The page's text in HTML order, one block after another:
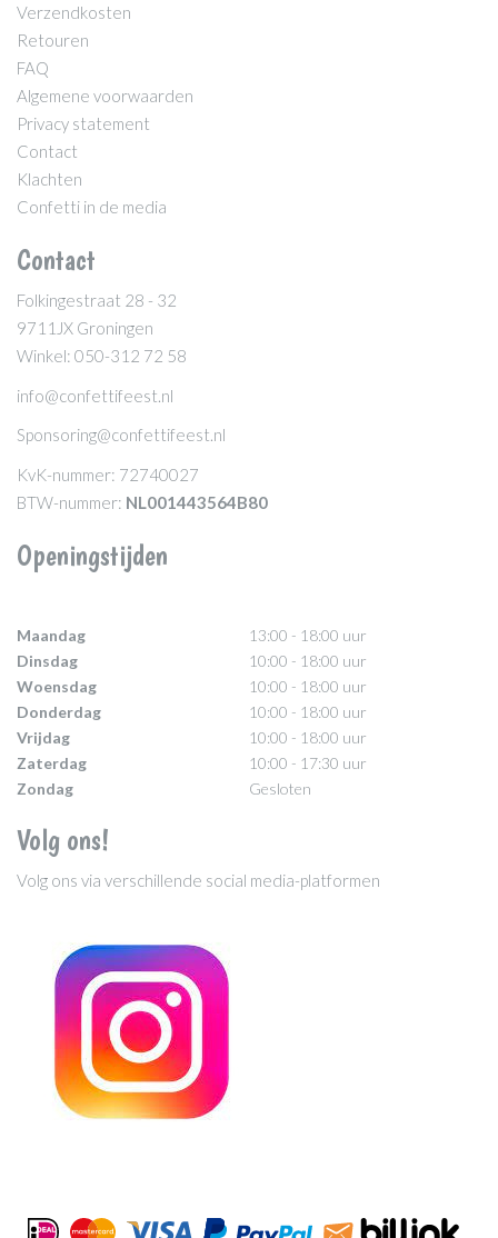
Verzendkosten
Retouren
FAQ
Algemene voorwaarden
Privacy statement
Contact
Klachten
Confetti in de media
Contact
Folkingestraat 28 - 32
9711JX Groningen
Winkel: 050-312 72 58
info@confettifeest.nl
Sponsoring@confettifeest.nl
KvK-nummer: 72740027
BTW-nummer: NL001443564B80
Openingstijden
Maandag
13:00 - 18:00 uur
Dinsdag
10:00 - 18:00 uur
Woensdag
10:00 - 18:00 uur
Donderdag
10:00 - 18:00 uur
Vrijdag
10:00 - 18:00 uur
Zaterdag
10:00 - 17:30 uur
Zondag
Gesloten
Volg ons!
Volg ons via verschillende social media-platformen